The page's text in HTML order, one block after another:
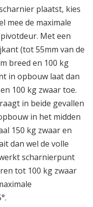
plaatst, kies
mee de maximale
Met een
(tot 55mm van de
breed en 100 kg
in opbouw laat dan
100 kg zwaar toe.
in beide gevallen
in het midden
150 kg zwaar en
dan wel de volle
scharnierpunt
tot 100 kg zwaar